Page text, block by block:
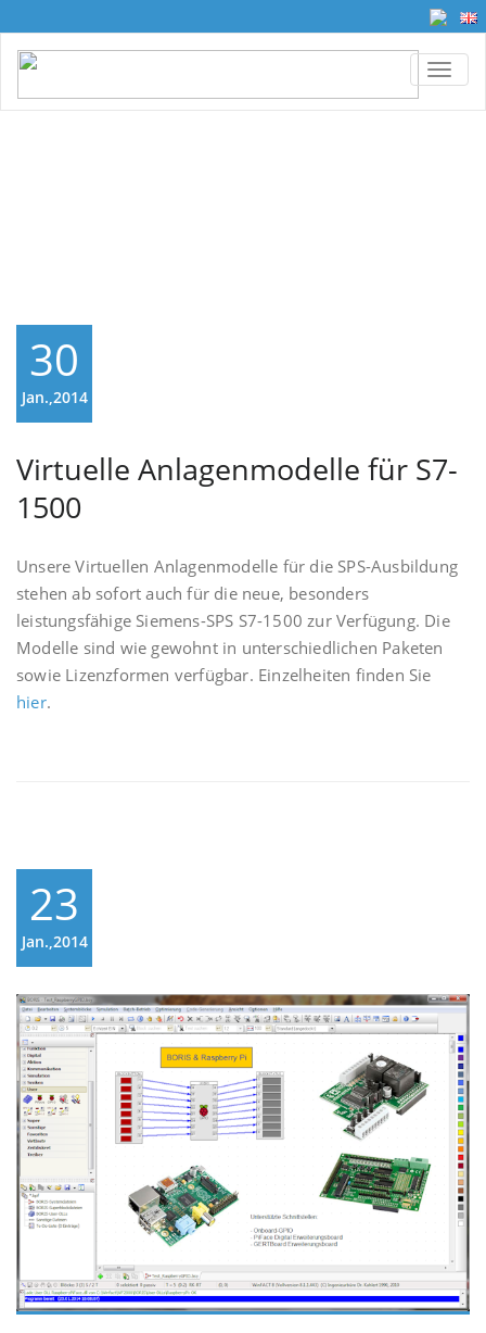
30
Jan.,2014
Virtuelle Anlagenmodelle für S7-
1500
Unsere Virtuellen Anlagenmodelle für die SPS-Ausbildung
stehen ab sofort auch für die neue, besonders
leistungsfähige Siemens-SPS S7-1500 zur Verfügung. Die
Modelle sind wie gewohnt in unterschiedlichen Paketen
sowie Lizenzformen verfügbar. Einzelheiten finden Sie
hier.
23
Jan.,2014